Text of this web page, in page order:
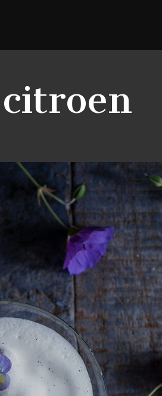
citroen